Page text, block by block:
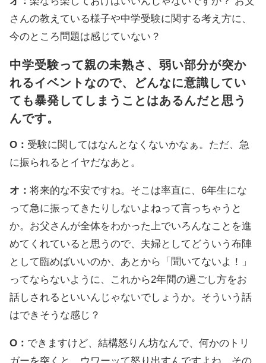
さんの教えている様子や中学受験に関する考え方に、
今のところ問題は感じていない？
中学受験って親の未熟さ、弱い部分が突か
れるイベントなので、どんなに意識してい
ても暴発してしまうことはあるんだと思う
んです。
O： 受験に関してはなんとなくないかなぁ。ただ、急
に振られるとイヤだなあと。
オ： 将来的な不安ですね。そこは率直に、6年生にな
って急に振ってきたりしないよねって言っちゃうと
か。お父さんが全体をわかった上でいろんなことを進
めてくれていると思うので、夫婦としてどういう布陣
として臨めばいいのか、あとから「聞いてないよ！」
ってならないように、これから2年間の過ごし方をお
話しされるといいんじゃないでしょうか。そういう話
はできそうな感じ？
O： できますけど、結構怒りん坊なんで、何かのトリ